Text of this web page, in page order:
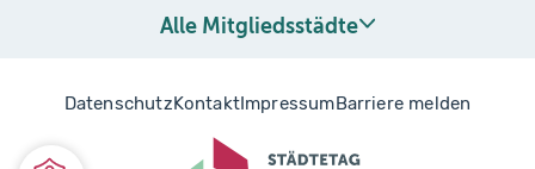
Alle Mitgliedsstädte
DatenschutzKontaktImpressumBarriere melden